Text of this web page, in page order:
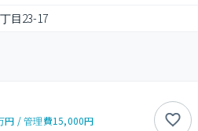
目23-17
円 /管理費15,000円